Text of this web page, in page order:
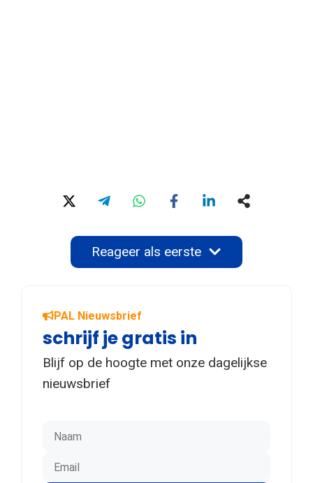
Reageer als eerste
PAL Nieuwsbrief
schrijf je gratis in
Blijf op de hoogte met onze dagelijkse
nieuwsbrief